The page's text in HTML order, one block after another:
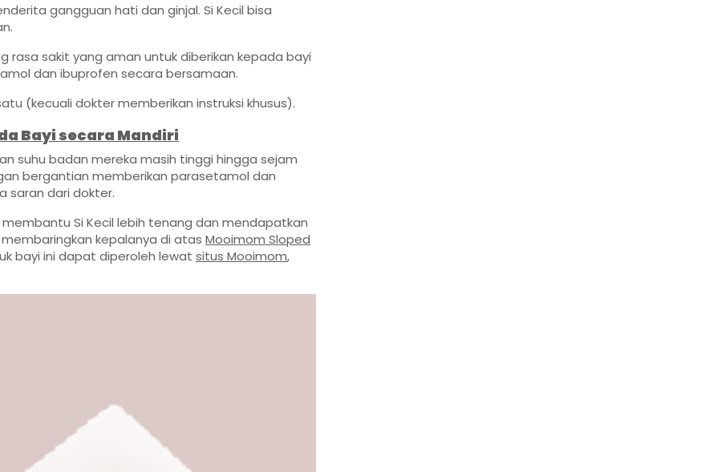
gangguan hati dan ginjal. Si Kecil bisa
sakit yang aman untuk diberikan kepada bayi
dan ibuprofen secara bersamaan.
(kecuali dokter memberikan instruksi khusus).
Bayi secara Mandiri
suhu badan mereka masih tinggi hingga sejam
bergantian memberikan parasetamol dan
saran dari dokter.
Si Kecil lebih tenang dan mendapatkan
kepalanya di atas Mooimom Sloped
bayi ini dapat diperoleh lewat situs Mooimom,